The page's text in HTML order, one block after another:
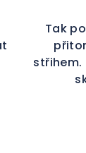
Tak
střihem.